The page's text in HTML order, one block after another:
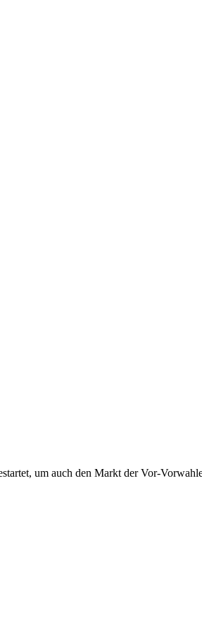
um auch den Markt der Vor-